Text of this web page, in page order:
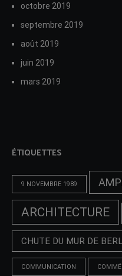
octobre 2019
septembre 2019
août 2019
juin 2019
mars 2019
ÉTIQUETTES
9 NOVEMBRE 1989
ARCHITECTURE
CHUTE DU MUR DE
COMMUNICATION